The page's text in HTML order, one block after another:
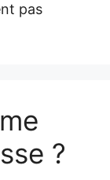
pas
?